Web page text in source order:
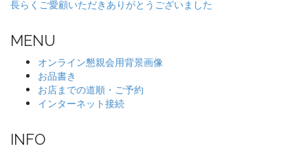
シ
ョ
ン
長らくご愛顧いただきありがとうございました
MENU
オンライン懇親会用背景画像
お品書き
お店までの道順・ご予約
インターネット接続
INFO